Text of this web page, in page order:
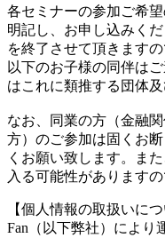
各セミナーの参加ご希
明記し、お申し込みく
を終了させて頂きます
以下のお子様の同伴は
はこれに類推する団体
なお、同業の方（金融
方）のご参加は固くお
くお願い致します。ま
入る可能性があります
【個人情報の取扱いに
Fan（以下弊社）により